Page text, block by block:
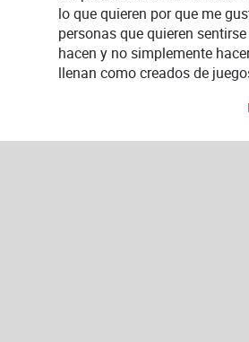
lo que quieren por que me
personas que quieren
hacen y no simplemente
llenan como creados de